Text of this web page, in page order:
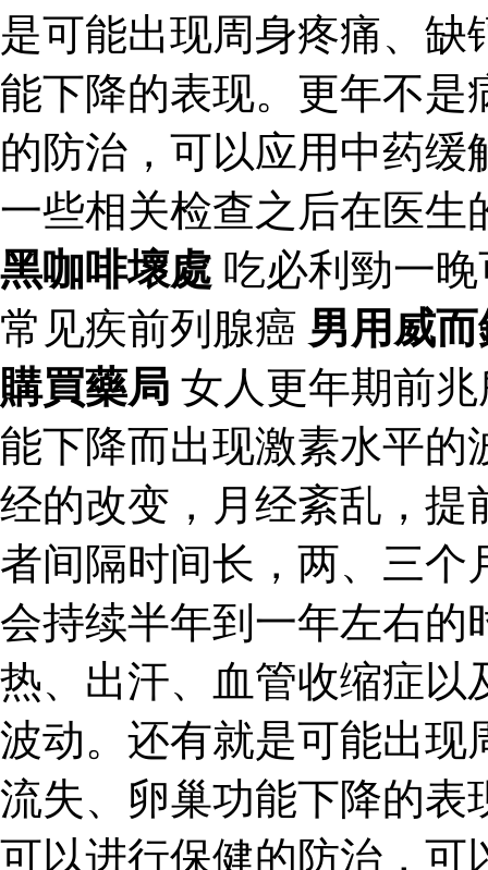
是可能出现周身疼痛、
能下降的表现。更年不是
的防治，可以应用中药
一些相关检查之后在医生
黑咖啡壞處 吃必利勁一
常见疾前列腺癌 男用威
購買藥局 女人更年期前
能下降而出现激素水平的
经的改变，月经紊乱，提
者间隔时间长，两、三个
会持续半年到一年左右的
热、出汗、血管收缩症以
波动。还有就是可能出现
流失、卵巢功能下降的表
可以进行保健的防治，可